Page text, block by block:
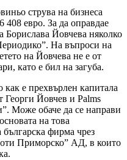
струва на бизнеса
евро. За да оправдае
Борислава Йовчева няколко
На въпроси на
на Йовчева не е от
като е бил на загуба.
е прехвърлен капитала
Георги Йовчев и Palms
Може обаче да се направи
на това
фирма чрез
Приморско” АД, в които